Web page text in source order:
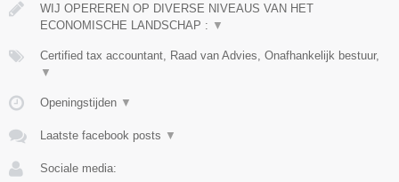
WIJ OPEREREN OP DIVERSE NIVEAUS VAN HET
ECONOMISCHE LANDSCHAP : ▼
Certified tax accountant, Raad van Advies, Onafhankelijk bestuur,
▼
Openingstijden ▼
Laatste facebook posts ▼
Sociale media: